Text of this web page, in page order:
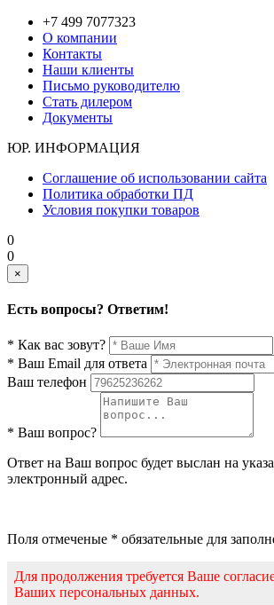
+7 499 7077323
О компании
Контакты
Наши клиенты
Письмо руководителю
Стать дилером
Документы
ЮР. ИНФОРМАЦИЯ
Соглашение об использовании сайта
Политика обработки ПД
Условия покупки товаров
0
0
×
Есть вопросы? Ответим!
* Как вас зовут?
* Ваш Email для ответа
Ваш телефон
* Ваш вопрос?
Ответ на Ваш вопрос будет выслан на
электронный адрес.
Поля отмеченые * обязательные для
Для продолжения требуется Ваше
Ваших персональных данных.